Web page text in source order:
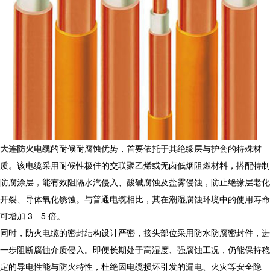
大连防火电缆的耐候耐腐蚀优势，首要依托于其绝缘层与护套的特殊材
质。该电缆采用耐候性极佳的交联聚乙烯或无卤低烟阻燃材料，搭配特制
防腐涂层，能有效阻隔水汽侵入、酸碱腐蚀及盐雾侵蚀，防止绝缘层老化
开裂、导体氧化锈蚀。与普通电缆相比，其在潮湿腐蚀环境中的使用寿命
可增加 3—5 倍。
同时， 防火电缆的密封结构设计严密，接头部位采用防水防腐密封件，进
一步阻断腐蚀介质侵入。即便长期处于高湿度、强腐蚀工况，仍能保持稳
定的导电性能与防火特性，杜绝因电缆损坏引发的漏电、火灾等安全隐